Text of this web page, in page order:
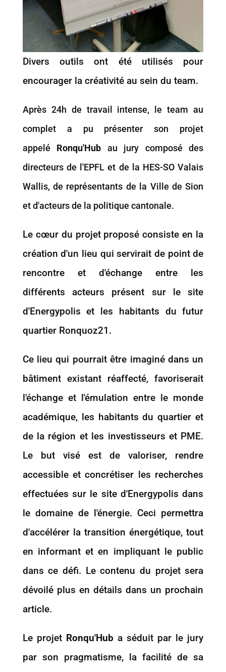
Divers outils ont été utilisés pour
encourager la créativité au sein du team.
Après 24h de travail intense, le team au
complet a pu présenter son projet
appelé
Ronqu'Hub
au jury composé des
directeurs de l'EPFL et de la HES-SO Valais
Wallis, de représentants de la Ville de Sion
et d'acteurs de la politique cantonale.
Le cœur du projet proposé consiste en la
création d'un lieu qui servirait de point de
rencontre et d'échange entre les
différents acteurs présent sur le site
d'Energypolis et les habitants du futur
quartier Ronquoz21.
Ce lieu qui pourrait être imaginé dans un
bâtiment existant réaffecté, favoriserait
l'échange et l'émulation entre le monde
académique, les habitants du quartier et
de la région et les investisseurs et PME.
Le but visé est de valoriser, rendre
accessible et concrétiser les recherches
effectuées sur le site d'Energypolis dans
le domaine de l'énergie. Ceci permettra
d'accélérer la transition énergétique, tout
en informant et en impliquant le public
dans ce défi. Le contenu du projet sera
dévoilé plus en détails dans un prochain
article.
Le projet Ronqu'Hub a séduit par le jury
par son pragmatisme, la facilité de sa